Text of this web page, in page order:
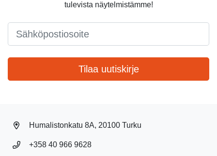
tulevista näytelmistämme!
Tilaa uutiskirje
Humalistonkatu 8A, 20100 Turku
+358 40 966 9628